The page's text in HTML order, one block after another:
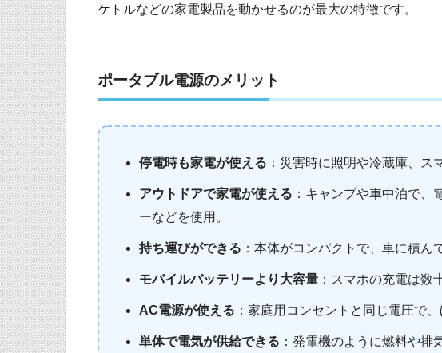
ケトルなどの家電製品を動かせるのが最大の特徴です。
ポータブル電源のメリット
停電時も家電が使える ：災害時に照明や冷蔵庫、ス
アウトドアで家電が使える ：キャンプや車中泊で、
ーなどを使用。
持ち運びができる ：本体がコンパクトで、車に積ん
モバイルバッテリーより大容量 ：スマホの充電は数
AC電源が使える ：家庭用コンセントと同じ電圧で
単体で電気が供給できる ：発電機のように燃料や排